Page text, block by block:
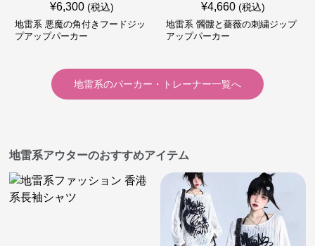
¥6,300 (税込)
地雷系 悪魔の角付きフードジッ
プアップパーカー
¥4,660 (税込)
地雷系 髑髏と薔薇の刺繍ジップ
アップパーカー
地雷系のパーカー・トレーナー一覧へ
地雷系アウターのおすすめアイテム